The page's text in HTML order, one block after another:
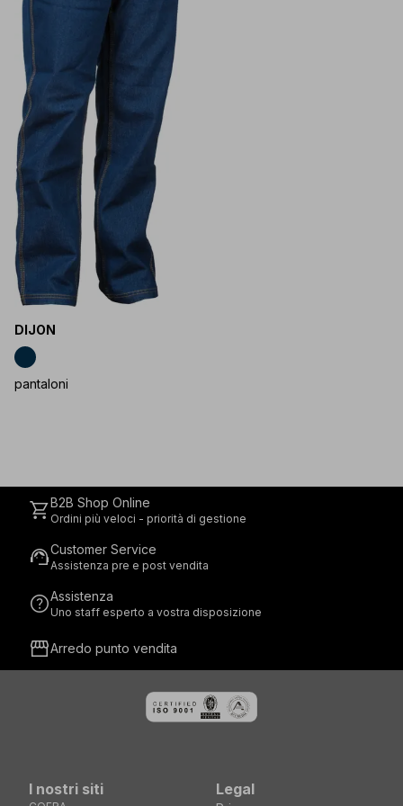
DIJON
pantaloni
shopping_cartB2B Shop Online
Ordini più veloci - priorità di gestione
support_agentCustomer Service
Assistenza pre e post vendita
helpAssistenza
Uno staff esperto a vostra disposizione
storefrontArredo punto vendita
I nostri siti Legal